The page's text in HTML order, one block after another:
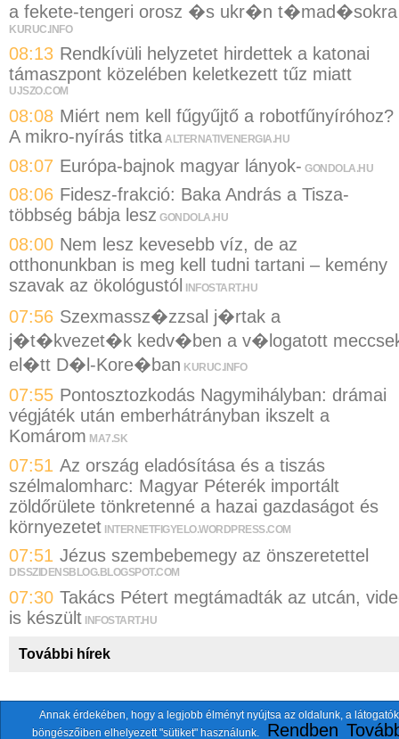
a fekete-tengeri orosz �s ukr�n t�mad�sokra
KURUC.INFO
08:13 Rendkívüli helyzetet hirdettek a katonai
támaszpont közelében keletkezett tűz miatt
UJSZO.COM
08:08 Miért nem kell fűgyűjtő a robotfűnyíróhoz?
A mikro-nyírás titka ALTERNATIVENERGIA.HU
08:07 Európa-bajnok magyar lányok- GONDOLA.HU
08:06 Fidesz-frakció: Baka András a Tisza-
többség bábja lesz GONDOLA.HU
08:00 Nem lesz kevesebb víz, de az
otthonunkban is meg kell tudni tartani – kemény
szavak az ökológustól INFOSTART.HU
07:56 Szexmassz�zzsal j�rtak a
j�t�kvezet�k kedv�ben a v�logatott
el�tt D�l-Kore�ban KURUC.INFO
07:55 Pontosztozkodás Nagymihályban: drámai
végjáték után emberhátrányban ikszelt a
Komárom MA7.SK
07:51 Az ország eladósítása és a tiszás
szélmalomharc: Magyar Péterék importált
zöldőrülete tönkretenné a hazai gazdaságot és
környezetet INTERNETFIGYELO.WORDPRESS.COM
07:51 Jézus szembebemegy az önszeretettel
DISSZIDENSBLOG.BLOGSPOT.COM
07:30 Takács Pétert megtámadták az utcán,
is készült INFOSTART.HU
További hírek
A fentiekkel együtt összesen118 oldaltszemlézünk.
Annak érdekében, hogy a legjobb élményt nyújtsa az oldalunk, a látogatók
böngészőiben elhelyezett "sütiket" használunk.
Rendben